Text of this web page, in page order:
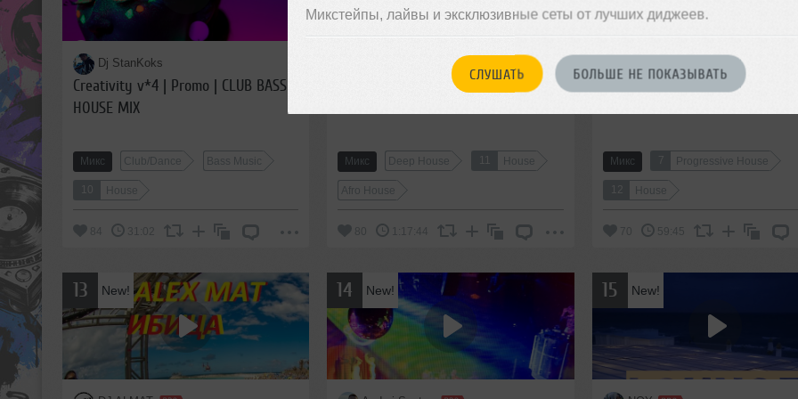
Микстейпы, лайвы и эксклюзивные сеты от лучших диджеев.
СЛУШАТЬ БОЛЬШЕ НЕ ПОКАЗЫВАТЬ
Dj StanKoks
Creativity v*4 | Promo | CLUB BASS
HOUSE MIX
Микс Club/Dance Bass Music
10 House
31:02
Andrey Vakulenko
Killercash aka Andrey Vakulenko -
Микс Deep House 11 House
Afro House
1:17:44
Микс 7 Progressive House
12 House
70 59:45
13 New! 14 New! 15 New!